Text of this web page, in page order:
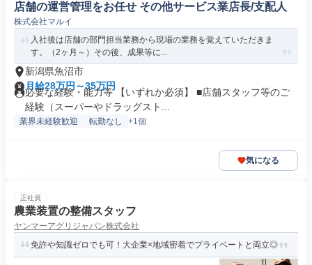
店舗の運営管理をお任せ その他サービス業店長/支配人
株式会社マルイ
入社後は店舗の部門担当業務から現場の業務を覚えていただきま
す。（2ヶ月～）その後、成果等に...
新潟県魚沼市
月給28万円～35万円
必要な経験・能力等 【いずれか必須】 ■店舗スタッフ等のご
経験（スーパーやドラッグスト...
業界未経験歓迎 転勤なし +1個
気になる
正社員
農業装置の整備スタッフ
ヤンマーアグリジャパン株式会社
免許や知識ゼロでも可！大企業×地域密着でプライベートと両立◎